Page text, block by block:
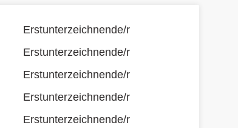
Erstunterzeichnende/r
Erstunterzeichnende/r
Erstunterzeichnende/r
Erstunterzeichnende/r
Erstunterzeichnende/r